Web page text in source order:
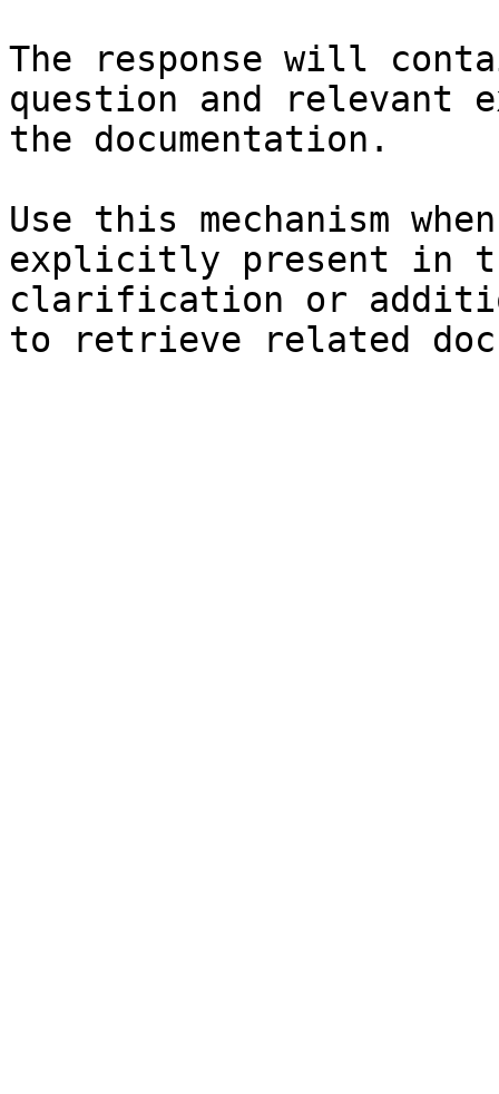
The response will
question and relevant
the documentation.
Use this mechanism
explicitly present in
clarification or